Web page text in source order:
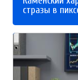
стразы в